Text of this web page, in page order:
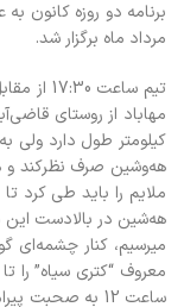
مرداد ماه برگزار شد.
تیم
هه‌وشین صرف نظرکند و
هه‌شین در بالادست این
میرسیم، کنار چشمه‌ای
معروف “کتری سیاه”